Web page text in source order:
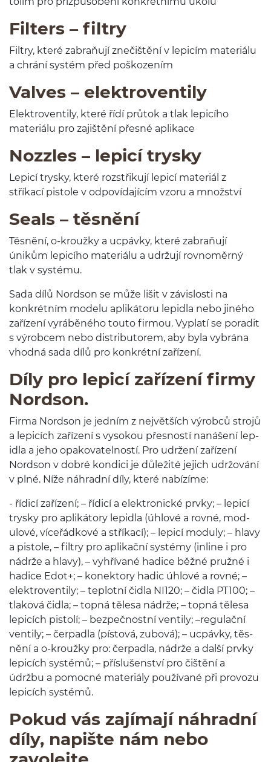
Fil­ters – filtry
Fil­try, které zabraňují znečištění v lep­icím mater­iálu
a chrání sys­tém před poškozením
Valves – elektroventily
Elek­tro­ven­tily, které řídí prů­tok a tlak lep­icího
mater­iálu pro zajištění přesné aplikace
Noz­zles – lep­icí trysky
Lep­icí trysky, které rozstřikují lep­icí mater­iál z
stříkací pis­tole v odpoví­da­jícím vzoru a množství
Seals – těsnění
Těs­nění, o-​kroužky a ucpávky, které zabraňují
únikům lep­icího mater­iálu a udržují rovnoměrný
tlak v systému.
Sada dílů Nord­son se může lišit v závis­losti na
konkrét­ním mod­elu apliká­toru lep­idla nebo jiného
zařízení vyráběného touto fir­mou. Vyplatí se pora­dit
s výrobcem nebo dis­trib­u­torem, aby byla vybrána
vhodná sada dílů pro konkrétní zařízení.
Díly pro lep­icí zařízení firmy
Nordson.
Firma Nord­son je jed­ním z největších výrobců strojů
a lep­icích zařízení s vysokou přes­ností nanášení lep­
idla a jeho opako­vatel­ností. Pro udržení zařízení
Nord­son v dobré kondici je důležité jejich udržování
v plné. Níže náhradní díly, které nabízíme:
- řídicí zařízení; – řídicí a elek­tron­ické prvky; – lep­icí
trysky pro apliká­tory lep­idla (úhlové a rovné, mod­
ulové, víceřád­kové a stříkací); – lep­icí mod­uly; – hlavy
a pis­tole, – fil­try pro aplikační sys­témy (inline i pro
nádrže a hlavy), – vyhří­vané hadice běžné pružné i
hadice Edot+; – konek­tory hadic úhlové a rovné; –
elek­tro­ven­tily; – teplotní čidla NI120; – čidla PT100; –
tlaková čidla; – topná tělesa nádrže; – topná tělesa
lep­icích pis­tolí; – bezpečnos­tní ven­tily; –reg­u­lační
ven­tily; – čer­padla (pís­tová, zubová); – ucpávky, těs­
nění a o-​kroužky pro: čer­padla, nádrže a další prvky
lep­icích sys­témů; – přís­lušen­ství pro čištění a
údržbu a pomocné mater­iály použí­vané při provozu
lep­icích systémů.
Pokud vás zají­mají náhradní
díly, napište nám nebo